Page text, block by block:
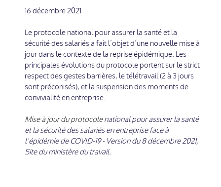
16 décembre 2021
Le protocole national pour assurer la santé et la
sécurité des salariés a fait l’objet d’une nouvelle mise à
jour dans le contexte de la reprise épidémique. Les
principales évolutions du protocole portent sur le strict
respect des gestes barrières, le télétravail (2 à 3 jours
sont préconisés), et la suspension des moments de
convivialité en entreprise.
Mise à jour du protocolenational pour assurer la santé
et la sécurité des salariés en entreprise face à
l’épidémie de COVID-19 - Version du 8 décembre 2021,
Site du ministère du travail.